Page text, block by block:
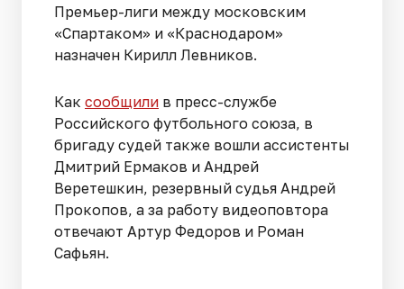
Премьер-лиги между московским
«Спартаком» и «Краснодаром»
назначен Кирилл Левников.
Как сообщили в пресс-службе
Российского футбольного союза, в
бригаду судей также вошли ассистенты
Дмитрий Ермаков и Андрей
Веретешкин, резервный судья Андрей
Прокопов, а за работу видеоповтора
отвечают Артур Федоров и Роман
Сафьян.